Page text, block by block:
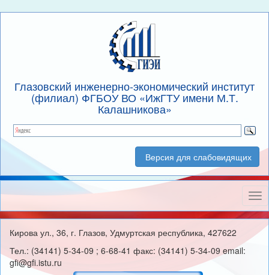
Глазовский инженерно-экономический институт
(филиал) ФГБОУ ВО «ИжГТУ имени М.Т.
Калашникова»
Версия для слабовидящих
Кирова ул., 36, г. Глазов, Удмуртская республика, 427622
Тел.: (34141) 5-34-09 ; 6-68-41 факс: (34141) 5-34-09 email:
gfi@gfi.istu.ru